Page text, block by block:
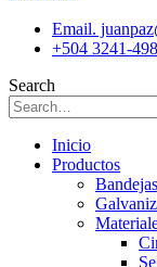
Email.
+504 3241-
Search
Inicio
Productos